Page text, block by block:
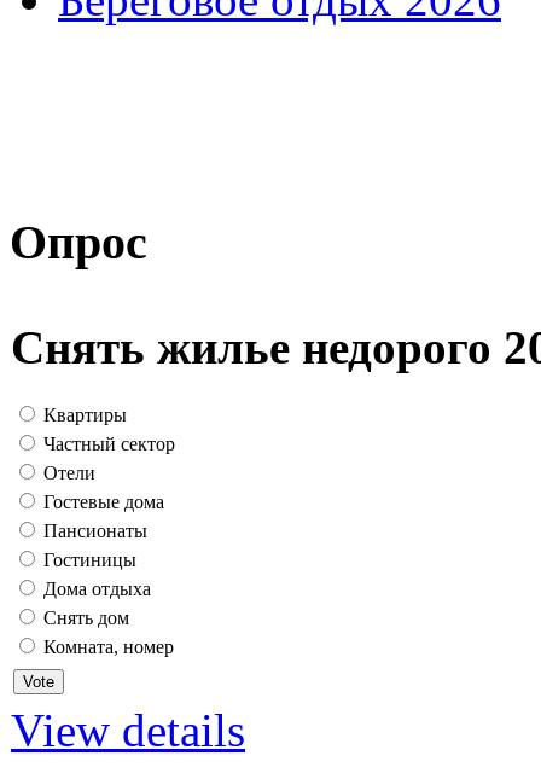
Опрос
Снять жилье недорого
Квартиры
Частный сектор
Отели
Гостевые дома
Пансионаты
Гостиницы
Дома отдыха
Снять дом
Комната, номер
View details